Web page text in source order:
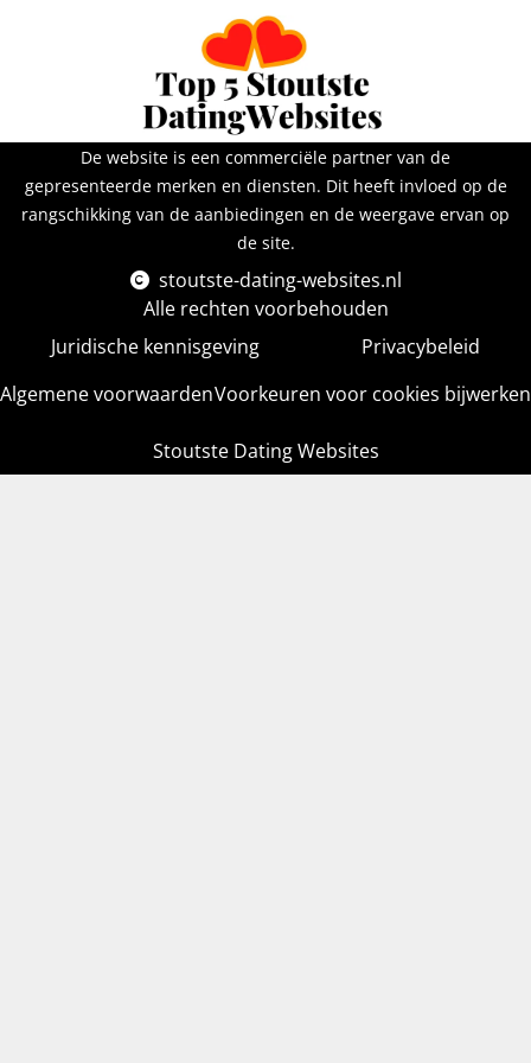
De website is een commerciële partner van de
gepresenteerde merken en diensten. Dit heeft invloed op de
rangschikking van de aanbiedingen en de weergave ervan op
de site.
stoutste-dating-websites.nl
Alle rechten voorbehouden
Juridische kennisgeving
Privacybeleid
Algemene voorwaardenVoorkeuren voor cookies bijwerken
Stoutste Dating Websites